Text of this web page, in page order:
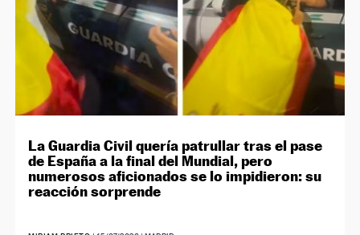
La Guardia Civil quería patrullar tras el pase
de España a la final del Mundial, pero
numerosos aficionados se lo impidieron: su
reacción sorprende